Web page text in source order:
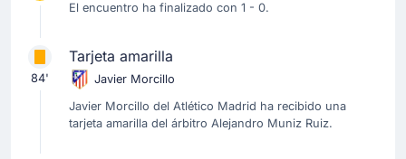
El encuentro ha finalizado con 1 - 0.
84'
Tarjeta amarilla
Javier Morcillo
Javier Morcillo del Atlético Madrid ha recibido una
tarjeta amarilla del árbitro Alejandro Muniz Ruiz.